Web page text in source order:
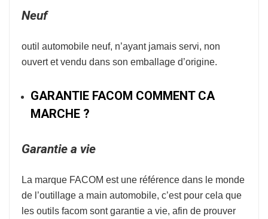
Neuf
outil automobile neuf, n’ayant jamais servi, non
ouvert et vendu dans son emballage d’origine.
GARANTIE FACOM COMMENT CA
MARCHE ?
Garantie a vie
La marque FACOM est une référence dans le monde
de l’outillage a main automobile, c’est pour cela que
les outils facom sont garantie a vie, afin de prouver